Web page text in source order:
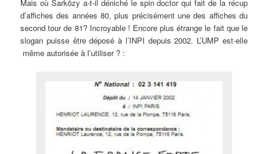
Mais où Sarközy a-t-il déniché le spin doctor qui fait de la récup
d’affiches des années 80, plus précisément une des affiches du
second tour de 81? Incroyable ! Encore plus étrange le fait que le
slogan puisse être déposé à l’INPI depuis 2002. L’UMP est-elle
même autorisée à l’utiliser ? :